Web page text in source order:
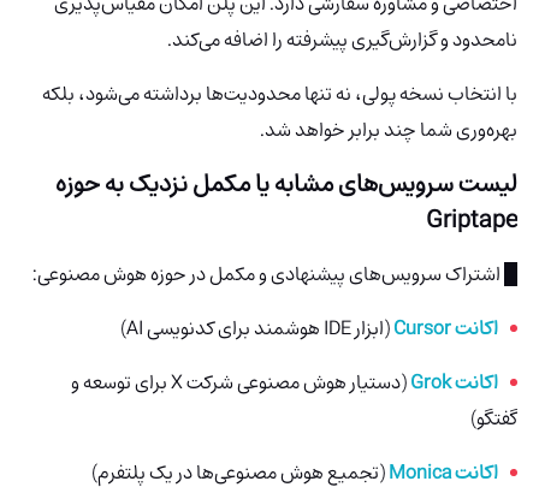
نامحدود و گزارش‌گیری پیشرفته را اضافه می‌کند.
با انتخاب نسخه پولی، نه تنها محدودیت‌ها برداشته می‌شود، بلکه
بهره‌وری شما چند برابر خواهد شد.
لیست سرویس‌های مشابه یا مکمل نزدیک به حوزه
Griptape
█ اشتراک سرویس‌های پیشنهادی و مکمل در حوزه هوش مصنوعی:
اکانت Cursor
(ابزار IDE هوشمند برای کدنویسی AI)
اکانت Grok
(دستیار هوش مصنوعی شرکت X برای توسعه و
گفتگو)
اکانت Monica
(تجمیع هوش مصنوعی‌ها در یک پلتفرم)